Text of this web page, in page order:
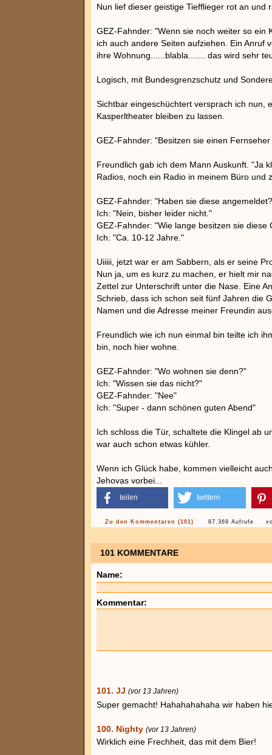
Nun lief dieser geistige Tiefflieger rot an und
GEZ-Fahnder: "Wenn sie noch weiter so ein
ich auch andere Seiten aufziehen. Ein Anruf
ihre Wohnung......blabla....... das wird sehr
Logisch, mit Bundesgrenzschutz und
Sichtbar eingeschüchtert versprach ich nun,
Kasperltheater bleiben zu lassen.
GEZ-Fahnder: "Besitzen sie einen
Freundlich gab ich dem Mann Auskunft. "Ja
Radios, noch ein Radio in meinem Büro und
GEZ-Fahnder: "Haben sie diese
Ich: "Nein, bisher leider nicht."
GEZ-Fahnder: "Wie lange besitzen sie diese
Ich: "Ca. 10-12 Jahre."
Uiiiii, jetzt war er am Sabbern, als er seine
Nun ja, um es kurz zu machen, er hielt mir
Zettel zur Unterschrift unter die Nase. Eine
Schrieb, dass ich schon seit fünf Jahren die
Namen und die Adresse meiner Freundin
Freundlich wie ich nun einmal bin teilte ich
bin, noch hier wohne.
GEZ-Fahnder: "Wo wohnen sie denn?"
Ich: "Wissen sie das nicht?"
GEZ-Fahnder: "Nee"
Ich: "Super - dann schönen guten Abend"
Ich schloss die Tür, schaltete die Klingel ab
war auch schon etwas kühler.
Wenn ich Glück habe, kommen vielleicht
Jehovas vorbei...
teilen twittern
Zu den Kommentaren (101) 87.369 Aufrufe
101 KOMMENTARE
Name:
Kommentar:
101. JJ (vor 13 Jahren)
Super gemacht! Hahahahahaha wir haben
100. Nighty (vor 13 Jahren)
Wirklich eine Frechheit, das mit dem Bier!